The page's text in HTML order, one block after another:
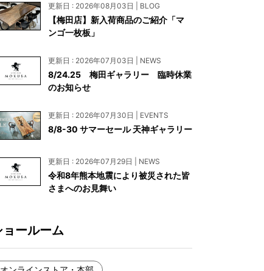
）
お問い合わせ
資料請求
工務店様・設計会社様向けお問い合わせ
一枚板買い取りに関して
更新日 : 2026年08月03日 | BLOG
【梅田店】新入荷商品のご紹介「マ
ンゴ一枚板」
更新日 : 2026年07月03日 | NEWS
8/24.25 梅田ギャラリー 臨時休業
のお知らせ
更新日 : 2026年07月30日 | EVENTS
8/8-30 サマーセール 天神ギャラリー
更新日 : 2026年07月29日 | NEWS
令和8年熊本地震により被災された皆
さまへのお見舞い
ョールーム